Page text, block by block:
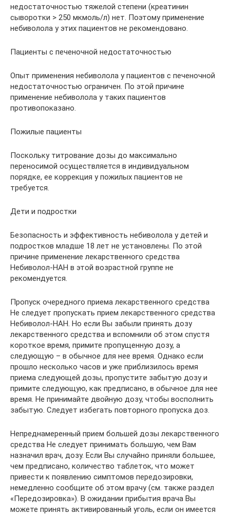
недостаточностью тяжелой степени (креатинин
сыворотки > 250 мкмоль/л) нет. Поэтому применение
небиволола у этих пациентов не рекомендовано.
Пациенты с печеночной недостаточностью
Опыт применения небиволола у пациентов с печеночной
недостаточностью ограничен. По этой причине
применение небиволола у таких пациентов
противопоказано.
Пожилые пациенты
Поскольку титрование дозы до максимально
переносимой осуществляется в индивидуальном
порядке, ее коррекция у пожилых пациентов не
требуется.
Дети и подростки
Безопасность и эффективность небиволола у детей и
подростков младше 18 лет не установлены. По этой
причине применение лекарственного средства
Небиволол-НАН в этой возрастной группе не
рекомендуется.
Пропуск очередного приема лекарственного средства
Не следует пропускать прием лекарственного средства
Небиволол-НАН. Но если Вы забыли принять дозу
лекарственного средства и вспомнили об этом спустя
короткое время, примите пропущенную дозу, а
следующую – в обычное для нее время. Однако если
прошло несколько часов и уже приблизилось время
приема следующей дозы, пропустите забытую дозу и
примите следующую, как предписано, в обычное для нее
время. Не принимайте двойную дозу, чтобы восполнить
забытую. Следует избегать повторного пропуска доз.
Непреднамеренный прием большей дозы лекарственного
средства Не следует принимать большую, чем Вам
назначил врач, дозу. Если Вы случайно приняли большее,
чем предписано, количество таблеток, что может
привести к появлению симптомов передозировки,
немедленно сообщите об этом врачу (см. также раздел
«Передозировка»). В ожидании прибытия врача Вы
можете принять активированный уголь, если он имеется